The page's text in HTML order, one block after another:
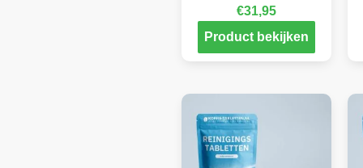
€31,95
Product bekijken